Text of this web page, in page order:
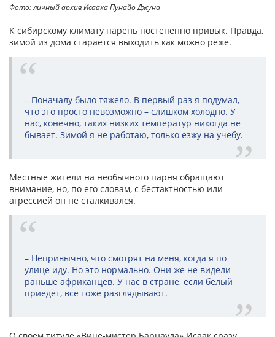
Фото: личный архив Исаака Пунайо Джуна
К сибирскому климату парень постепенно привык. Правда,
зимой из дома старается выходить как можно реже.
– Поначалу было тяжело. В первый раз я подумал,
что это просто невозможно – слишком холодно. У
нас, конечно, таких низких температур никогда не
бывает. Зимой я не работаю, только езжу на учебу.
Местные жители на необычного парня обращают
внимание, но, по его словам, с бестактностью или
агрессией он не сталкивался.
– Непривычно, что смотрят на меня, когда я по
улице иду. Но это нормально. Они же не видели
раньше африканцев. У нас в стране, если белый
приедет, все тоже разглядывают.